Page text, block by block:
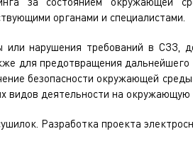
органами и специалистами.
или нарушения требований в СЗЗ,
для предотвращения дальнейшего
безопасности окружающей
видов деятельности на окружающую
Разработка проекта